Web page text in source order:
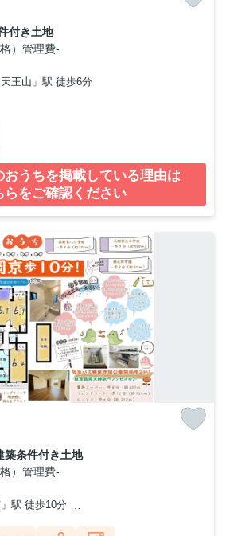
付き土地
） 管理費-
王山」駅 徒歩6分
おうちを掲載している理由は
らをご確認ください
条件付き土地
） 管理費-
駅 徒歩10分